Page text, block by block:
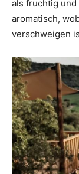
als fruchtig und
aromatisch,
verschweigen